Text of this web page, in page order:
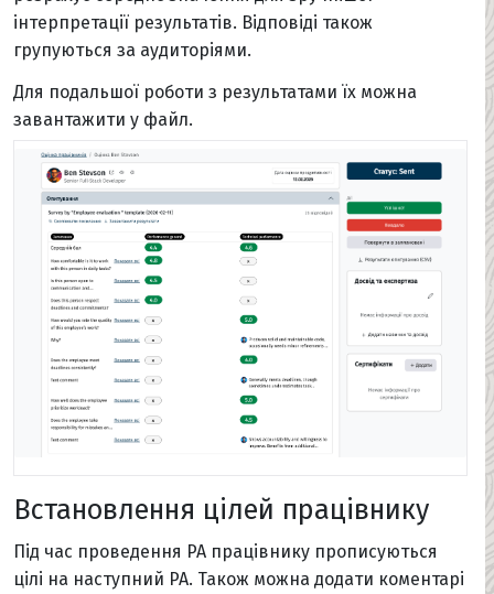
інтерпретації результатів. Відповіді також
групуються за аудиторіями.
Для подальшої роботи з результатами їх можна
завантажити у файл.
Встановлення цілей працівнику
Під час проведення PA працівнику прописуються
цілі на наступний PA. Також можна додати коментарі